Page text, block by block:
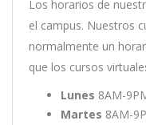
Los horarios de nuest
el campus. Nuestros
normalmente un hor
que los cursos virtual
Lunes 8AM-
Martes 8AM-